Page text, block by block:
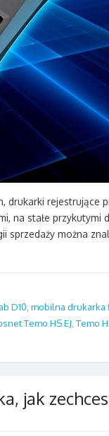
drukarki rejestrujące
na stałe przykutymi
sprzedaży można
D10 mobilna drukarka
Temo HS EJ, Temo
jak